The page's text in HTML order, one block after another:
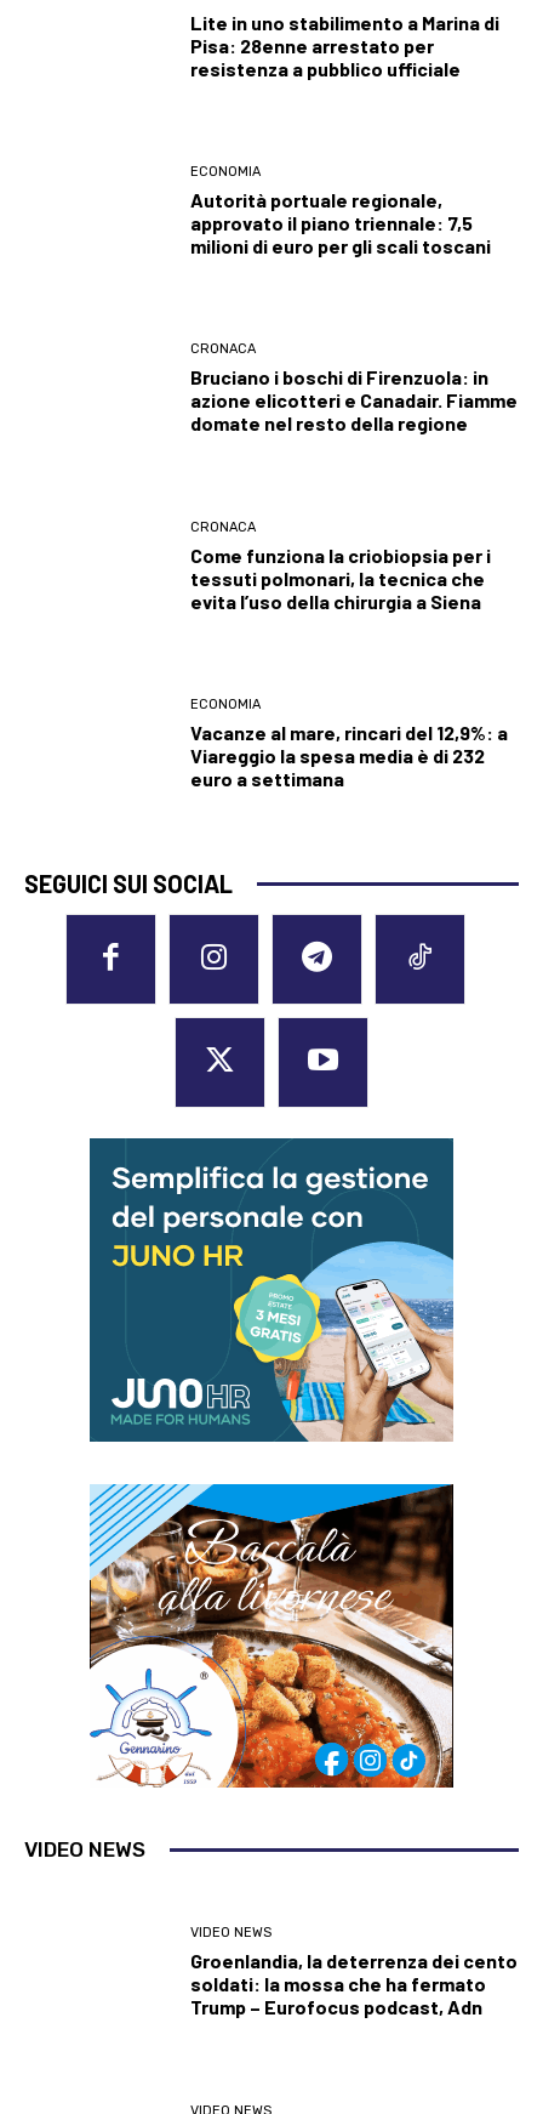
Lite in uno stabilimento a Marina di
Pisa: 28enne arrestato per
resistenza a pubblico ufficiale
ECONOMIA
Autorità portuale regionale,
approvato il piano triennale: 7,5
milioni di euro per gli scali toscani
CRONACA
Bruciano i boschi di Firenzuola: in
azione elicotteri e Canadair. Fiamme
domate nel resto della regione
CRONACA
Come funziona la criobiopsia per i
tessuti polmonari, la tecnica che
evita l’uso della chirurgia a Siena
ECONOMIA
Vacanze al mare, rincari del 12,9%: a
Viareggio la spesa media è di 232
euro a settimana
SEGUICI SUI SOCIAL
VIDEO NEWS
VIDEO NEWS
Groenlandia, la deterrenza dei cento
soldati: la mossa che ha fermato
Trump – Eurofocus podcast, Adn
VIDEO NEWS